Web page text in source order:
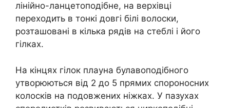
лінійно-ланцетоподібне, на верхівці
переходить в тонкі довгі білі волоски,
розташовані в кілька рядів на стеблі і його
гілках.
На кінцях гілок плауна булавоподібного
утворюються від 2 до 5 прямих спороносних
колосків на подовжених ніжках. У пазухах